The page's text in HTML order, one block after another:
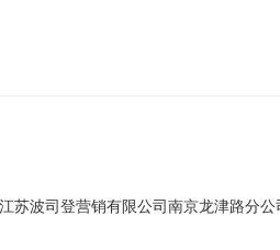
调整，采购人可能取消采购，供应商
苏波司登营销有限公司南京龙津路分